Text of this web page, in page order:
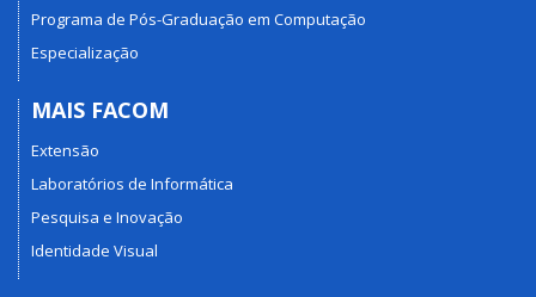
Programa de Pós-Graduação em Computação
Especialização
MAIS FACOM
Extensão
Laboratórios de Informática
Pesquisa e Inovação
Identidade Visual